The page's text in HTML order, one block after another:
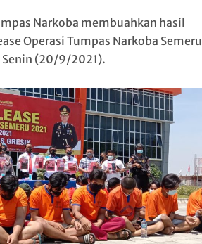
Narkoba membuahkan hasil
Operasi Tumpas Narkoba Semeru
Senin (20/9/2021).